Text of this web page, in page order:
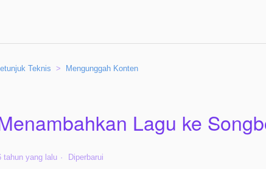
Teknis Mengunggah Konten
Lagu ke
tahun yang lalu Diperbarui